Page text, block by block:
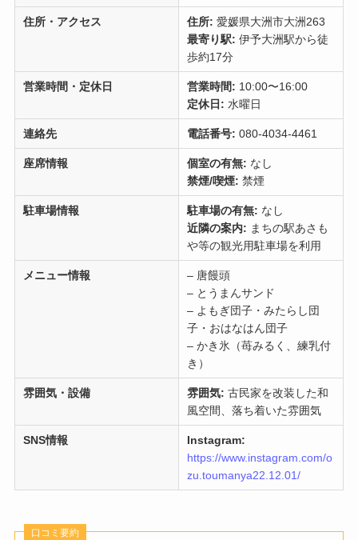
住所・アクセス 住所: 愛媛県大洲市大洲263
最寄り駅: 伊予大洲駅から徒
歩約17分
営業時間・定休日 営業時間: 10:00〜16:00
定休日: 水曜日
連絡先 電話番号: 080‑4034‑4461
座席情報 個室の有無: なし
禁煙/喫煙: 禁煙
駐車場情報 駐車場の有無: なし
近隣の案内: まちの駅あさも
や等の観光用駐車場を利用
メニュー情報
– 唐饅頭
– とうまんサンド
– よもぎ団子・みたらし団
子・おはなはん団子
– かき氷（苺みるく、練乳付
き）
雰囲気・設備 雰囲気: 古民家を改装した和
風空間、落ち着いた雰囲気
SNS情報
Instagram:
https://www.instagram.com/o
zu.toumanya22.12.01/
口コミ要約